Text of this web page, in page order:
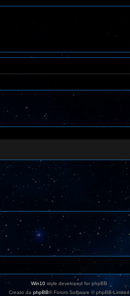
Win10style developed for phpBB
Creato da phpBB® Forum Software © phpBB Limited